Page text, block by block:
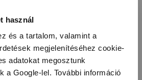
használ
és a tartalom, valamint a
megjelenítéséhez cookie-
adatokat megosztunk
a Google-lel. További információ